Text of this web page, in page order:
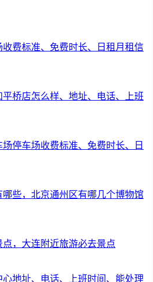
费标准、免费时长、日租月租信
桥店怎么样、地址、电话、上班
停车场收费标准、免费时长、日
些，北京通州区有哪几个博物馆
，大连附近旅游必去景点
地址、电话、上班时间、能处理